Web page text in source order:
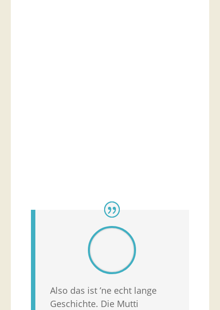
Also das ist ’ne echt lange
Geschichte. Die Mutti